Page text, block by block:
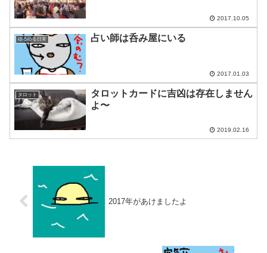
2017.10.05
ゆるゆる日常 占い師は呑み屋にいる
2017.01.03
タロット
タロットカードに吉凶は存在しません
よ〜
2019.02.16
2017年があけましたよ